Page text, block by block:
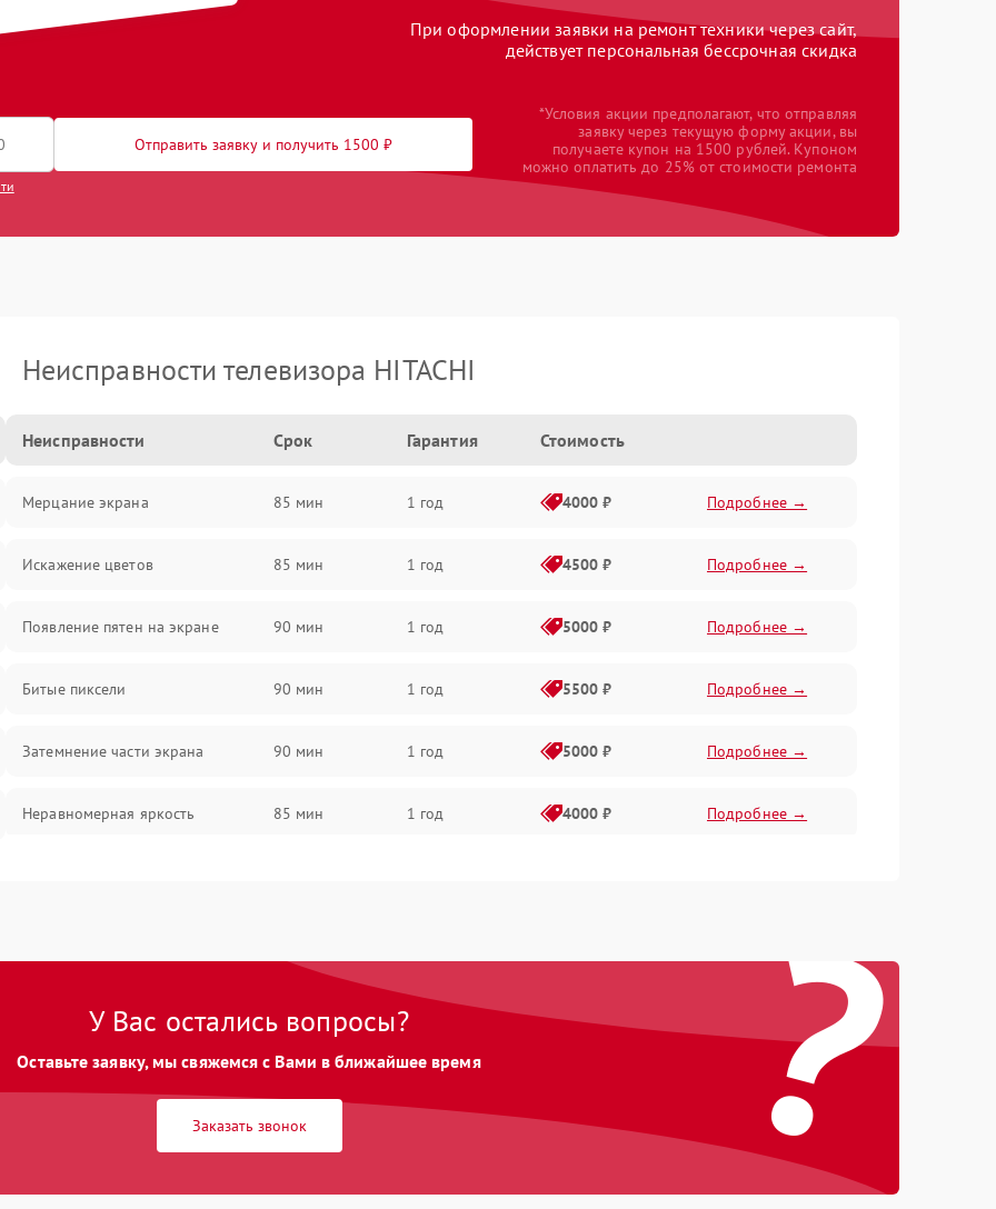
При оформлении заявки на ремонт техники через сайт,
действует персональная бессрочная скидка
Отправить заявку и получить 1500 ₽
*Условия акции предполагают, что отправляя
заявку через текущую форму акции, вы
получаете купон на 1500 рублей. Купоном
можно оплатить до 25% от стоимости ремонта
Неисправности телевизора HITACHI
Неисправности Срок Гарантия Стоимость
Мерцание экрана 85 мин 1 год 4000 ₽ Подробнее →
Искажение цветов 85 мин 1 год 4500 ₽ Подробнее →
Появление пятен на экране 90 мин 1 год 5000 ₽ Подробнее →
Битые пиксели 90 мин 1 год 5500 ₽ Подробнее →
Затемнение части экрана 90 мин 1 год 5000 ₽ Подробнее →
Неравномерная яркость 85 мин 1 год 4000 ₽ Подробнее →
?
У Вас остались вопросы?
Оставьте заявку, мы свяжемся с Вами в ближайшее время
Заказать звонок